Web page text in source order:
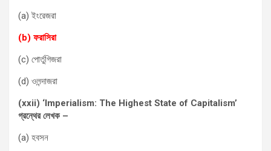
(a) ইংরেজরা
(b) ফরাসিরা
(c) পোর্তুগিজরা
(d) ওলন্দাজরা
(xxii) ‘Imperialism: The Highest State of Capitalism’
গ্রন্থের লেখক –
(a) হবসন